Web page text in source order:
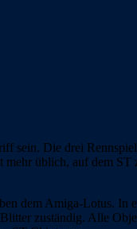
sein. Die drei
üblich, auf dem
dem Amiga-Lotus.
zuständig. Alle